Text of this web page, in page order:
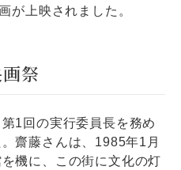
が上映されました。
祭
1回の実行委員長を務め
齋藤さんは、1985年1月
機に、この街に文化の灯